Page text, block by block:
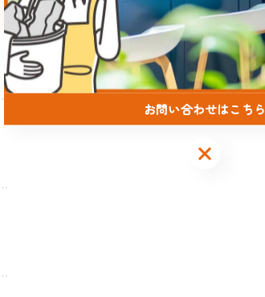
る理由と会員特典を上手に活用する方法
菊陽町天草郡苓北町で実践するための比較ガイド
門家になるための資格取得と実践入門
お問い合わせはこちら
お問い合わせはこちら